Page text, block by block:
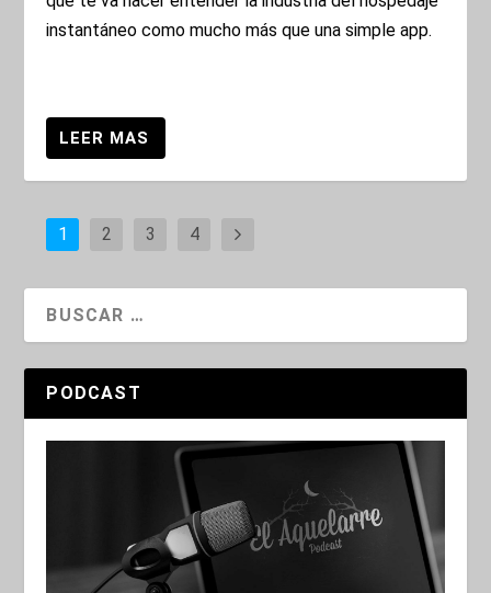
instantáneo como mucho más que una simple app.
1 2 3 4
PODCAST